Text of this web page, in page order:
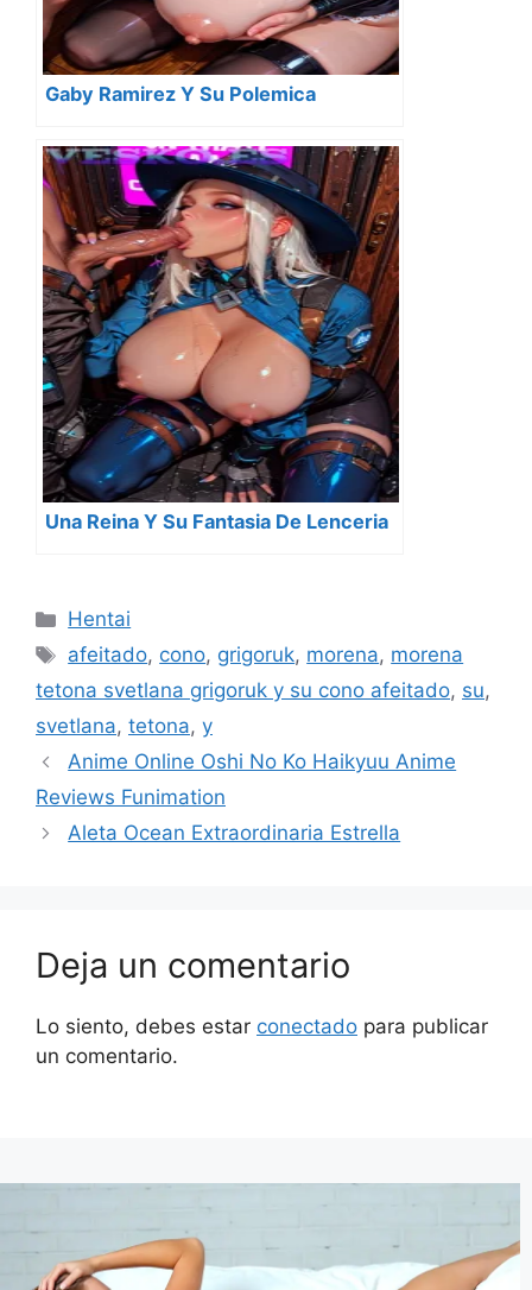
Gaby Ramirez Y Su Polemica
Una Reina Y Su Fantasia De Lenceria
Categorías
Hentai
Etiquetas
afeitado, cono, grigoruk, morena, morena
tetona svetlana grigoruk y su cono afeitado, su,
svetlana, tetona, y
Anime Online Oshi No Ko Haikyuu Anime
Reviews Funimation
Aleta Ocean Extraordinaria Estrella
Deja un comentario
Lo siento, debes estar conectado para publicar
un comentario.